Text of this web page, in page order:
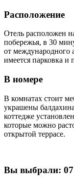
Расположение
Отель расположен
побережья, в 30
от международного
имеется парковка и
В номере
В комнатах стоит
украшены
коттедже
которые можно
открытой террасе.
Вы выбрали: